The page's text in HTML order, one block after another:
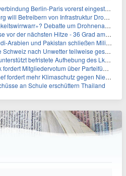
Berlin-Paris vorerst eingestellt
Betreibern von Infrastruktur Drohnenabwehr erlauben
Debatte um Drohnenabwehr entbrannt
der nächsten Hitze - 36 Grad am Wochenende
Arabien und Pakistan schließen Militärpakt
nach Unwetter teilweise gesperrt
befristete Aufhebung des Lkw-Fahrverbots
Mitgliedervotum über Parteiführung
mehr Klimaschutz gegen Niedrigwasser
an Schule erschüttern Thailand